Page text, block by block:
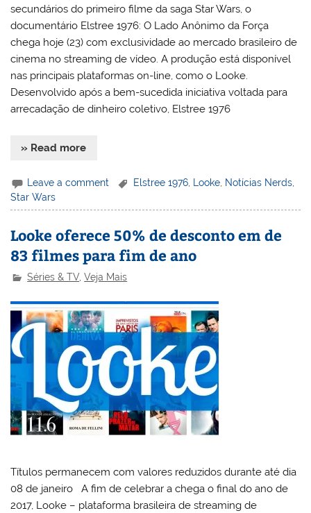
secundários do primeiro filme da saga Star Wars, o
documentário Elstree 1976: O Lado Anônimo da Força
chega hoje (23) com exclusividade ao mercado brasileiro de
cinema no streaming de vídeo. A produção está disponível
nas principais plataformas on-line, como o Looke.
Desenvolvido após a bem-sucedida iniciativa voltada para
arrecadação de dinheiro coletivo, Elstree 1976
» Read more
Leave a comment Elstree 1976 Looke Notícias Nerds
Star Wars
Looke oferece 50% de desconto em de
83 filmes para fim de ano
Séries & TV,Veja Mais
Títulos permanecem com valores reduzidos durante até dia
08 de janeiro A fim de celebrar a chega o final do ano de
2017, Looke – plataforma brasileira de streaming de